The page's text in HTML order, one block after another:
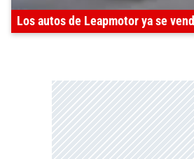
Los autos de Leapmotor ya se